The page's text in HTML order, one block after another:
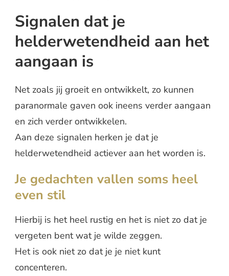
Signalen dat je
helderwetendheid aan het
aangaan is
Net zoals jij groeit en ontwikkelt, zo kunnen
paranormale gaven ook ineens verder aangaan
en zich verder ontwikkelen.
Aan deze signalen herken je dat je
helderwetendheid actiever aan het worden is.
Je gedachten vallen soms heel
even stil
Hierbij is het heel rustig en het is niet zo dat je
vergeten bent wat je wilde zeggen.
Het is ook niet zo dat je je niet kunt
concenteren.